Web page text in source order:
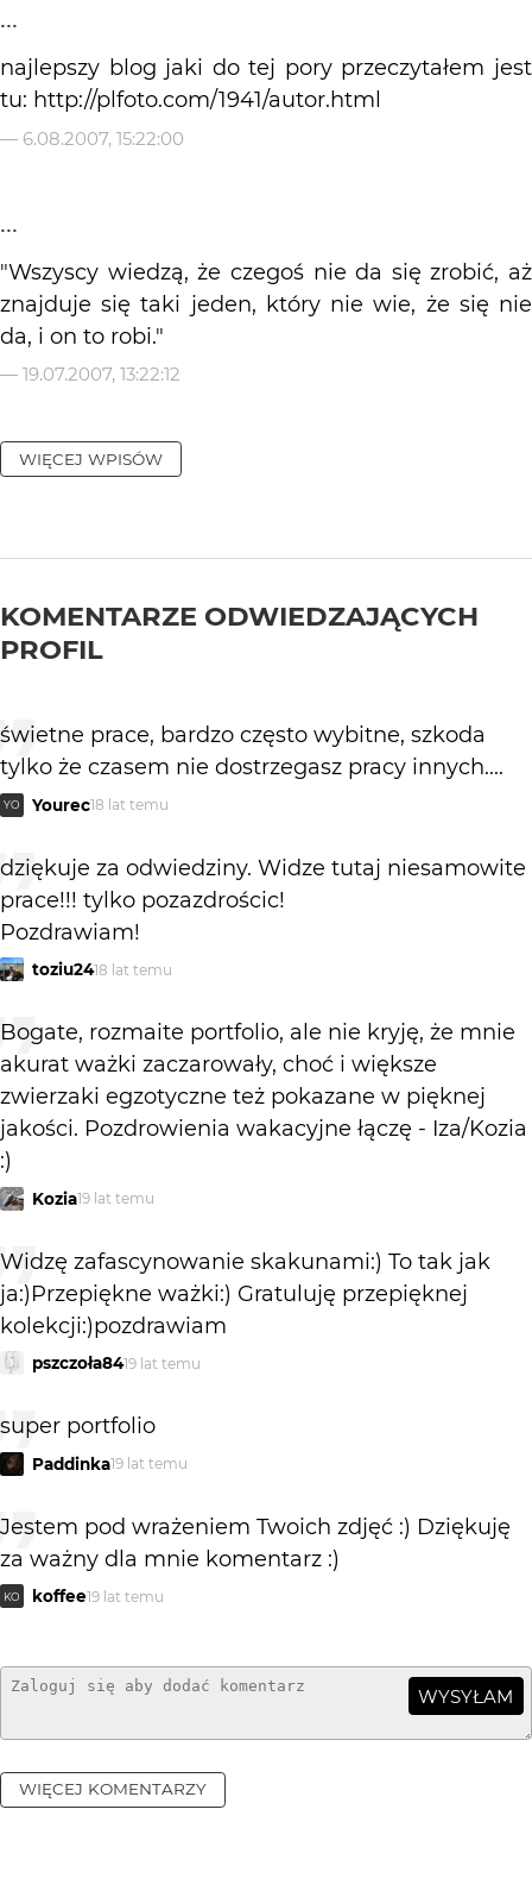
...
najlepszy blog jaki do tej pory przeczytałem jest
tu: http://plfoto.com/1941/autor.html
— 6.08.2007, 15:22:00
...
"Wszyscy wiedzą, że czegoś nie da się zrobić, aż
znajduje się taki jeden, który nie wie, że się nie
da, i on to robi."
— 19.07.2007, 13:22:12
WIĘCEJ WPISÓW
KOMENTARZE ODWIEDZAJĄCYCH
PROFIL
świetne prace, bardzo często wybitne, szkoda
tylko że czasem nie dostrzegasz pracy innych....
YO Yourec18 lat temu
dziękuje za odwiedziny. Widze tutaj niesamowite
prace!!! tylko pozazdrościc!
Pozdrawiam!
toziu2418 lat temu
Bogate, rozmaite portfolio, ale nie kryję, że mnie
akurat ważki zaczarowały, choć i większe
zwierzaki egzotyczne też pokazane w pięknej
jakości. Pozdrowienia wakacyjne łączę - Iza/Kozia
:)
Kozia19 lat temu
Widzę zafascynowanie skakunami:) To tak jak
ja:)Przepiękne ważki:) Gratuluję przepięknej
kolekcji:)pozdrawiam
pszczoła8419 lat temu
super portfolio
Paddinka19 lat temu
Jestem pod wrażeniem Twoich zdjęć :) Dziękuję
za ważny dla mnie komentarz :)
KO koffee19 lat temu
WYSYŁAM
WIĘCEJ KOMENTARZY